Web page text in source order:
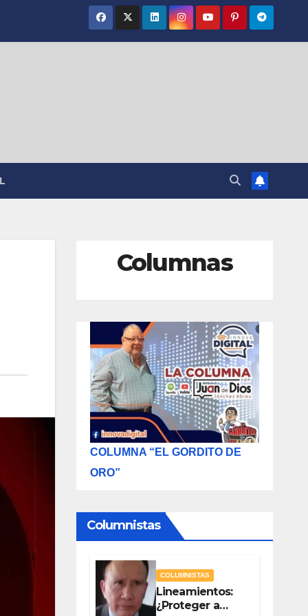
Columnas
COLUMNA “EL GORDITO DE
ORO”
Columnistas
COLUMNISTAS
Lineamientos:
¿Proteger a